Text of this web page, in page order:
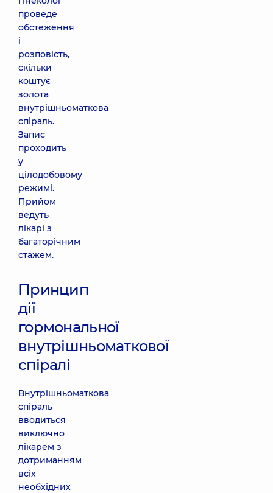
проведе
обстеження
і
розповість,
скільки
коштує
золота
внутрішньоматкова
спіраль.
Запис
проходить
у
цілодобовому
режимі.
Прийом
ведуть
лікарі з
багаторічним
стажем.
Принцип
дії
гормональної
внутрішньоматкової
спіралі
Внутрішньоматкова
спіраль
вводиться
виключно
лікарем з
дотриманням
всіх
необхідних